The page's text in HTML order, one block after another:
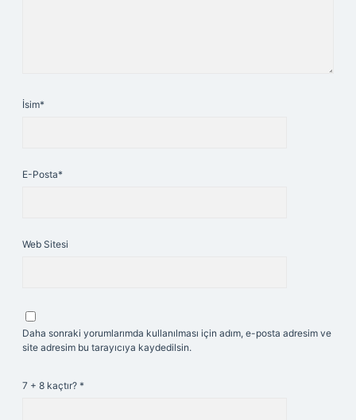
İsim*
E-Posta*
Web Sitesi
Daha sonraki yorumlarımda kullanılması için adım, e-posta adresim ve
site adresim bu tarayıcıya kaydedilsin.
7 + 8 kaçtır? *